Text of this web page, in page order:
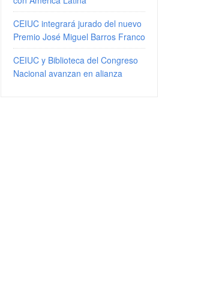
CEIUC integrará jurado del nuevo
Premio José Miguel Barros Franco
CEIUC y Biblioteca del Congreso
Nacional avanzan en alianza